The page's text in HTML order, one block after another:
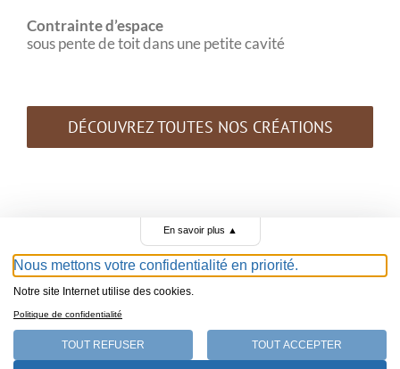
Contrainte d’espace
sous pente de toit dans une petite cavité
DÉCOUVREZ TOUTES NOS CRÉATIONS
Menuiserie Swen Hofmann – 1040 Echallens – +41
79 962 85 51 –
swen.hofmann73@gmail.com
En savoir plus ▲
Nous mettons votre confidentialité en priorité.
Notre site Internet utilise des cookies.
Politique de confidentialité
TOUT REFUSER TOUT ACCEPTER